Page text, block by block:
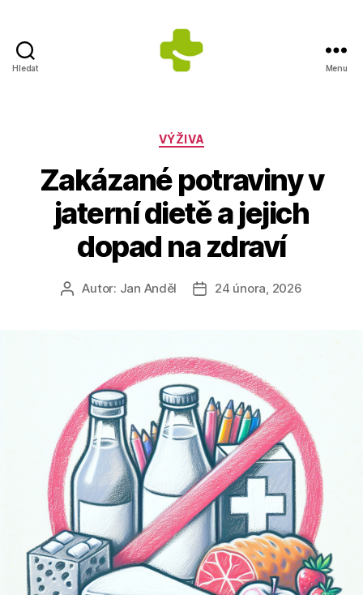
Hledat
Anděla
Menu
Rubriky
VÝŽIVA
Zakázané potraviny v
jaterní dietě a jejich
dopad na zdraví
AutorAutor: Jan Anděl
Datum
24 února, 2026